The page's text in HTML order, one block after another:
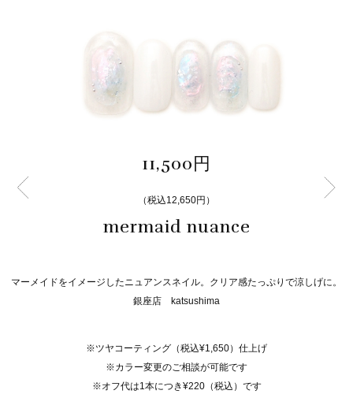
11,500円
（税込12,650円）
mermaid nuance
マーメイドをイメージしたニュアンスネイル。クリア感たっぷりで涼しげに。
銀座店 katsushima
※ツヤコーティング（税込¥1,650）仕上げ
※カラー変更のご相談が可能です
※オフ代は1本につき¥220（税込）です